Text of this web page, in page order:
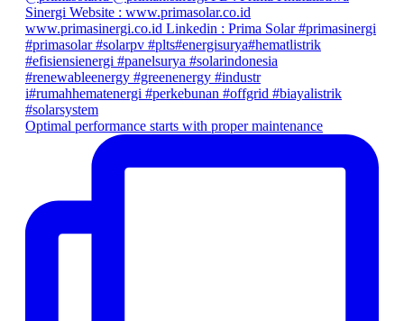
Optimal performance starts with proper maintenance